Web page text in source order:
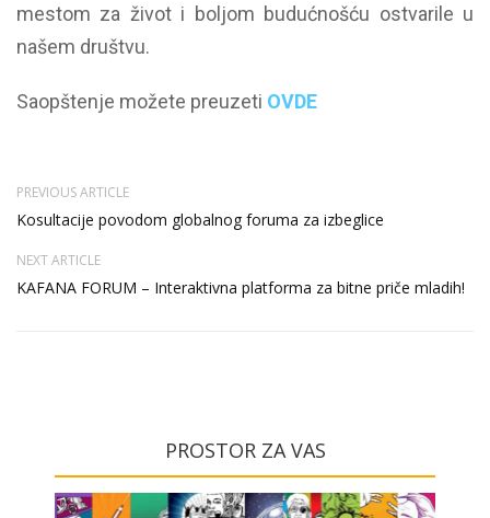
mestom za život i boljom budućnošću ostvarile u
našem društvu.
Saopštenje možete preuzeti OVDE
PREVIOUS ARTICLE
Kosultacije povodom globalnog foruma za izbeglice
NEXT ARTICLE
KAFANA FORUM – Interaktivna platforma za bitne priče mladih!
PROSTOR ZA VAS